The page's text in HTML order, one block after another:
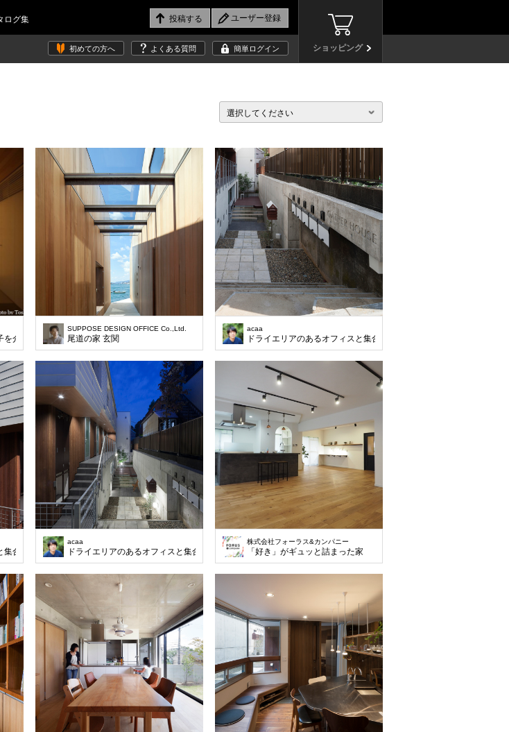
ログ集
ショッピング
初めての方へ よくある質問 簡単ログイン
選択してください
介して柔らかく和室に漏れる。
SUPPOSE DESIGN OFFICE Co.,Ltd.
尾道の家 玄関
acaa
ドライエリアのあるオフィスと集合住宅
合住宅
acaa
ドライエリアのあるオフィスと集合住宅
株式会社フォーラス&カンパニー
「好き」がギュッと詰まった家